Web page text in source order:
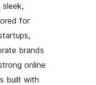
sleek,
for
brands
online
built with